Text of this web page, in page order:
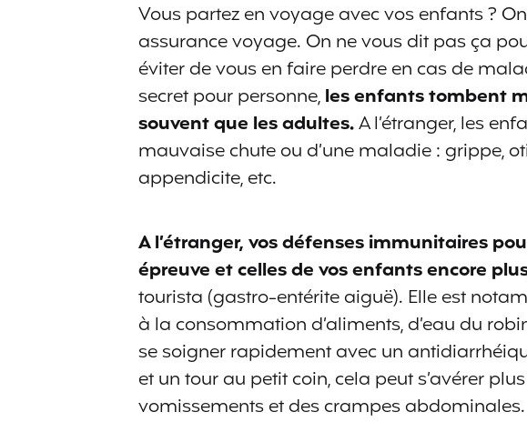
Vous partez en voyage avec vos enfants ?
assurance voyage. On ne vous dit pas ça
éviter de vous en faire perdre en cas de
secret pour personne,les enfants tombent
souvent que les adultes.A l’étranger, les
mauvaise chute ou d’une maladie : grippe,
appendicite, etc.
A l’étranger, vos défenses immunitaires
épreuve et celles de vos enfants encore
tourista (gastro-entérite aiguë). Elle est
à la consommation d’aliments, d’eau du
se soigner rapidement avec un
et un tour au petit coin, cela peut s’avérer
vomissements et des crampes abdominales.